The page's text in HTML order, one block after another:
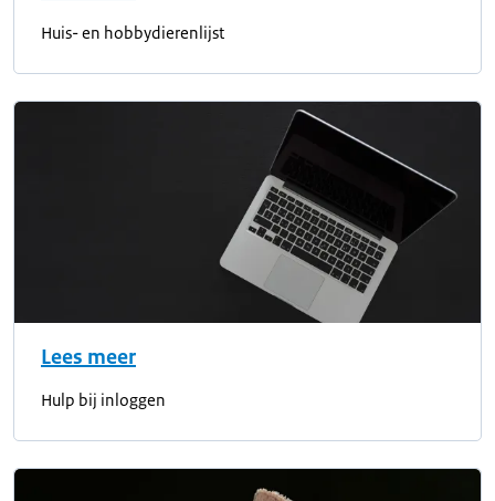
Huis- en hobbydierenlijst
Lees meer
Hulp bij inloggen